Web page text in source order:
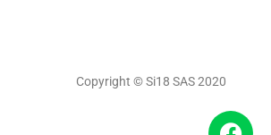
Copyright © Si18 SAS 2020